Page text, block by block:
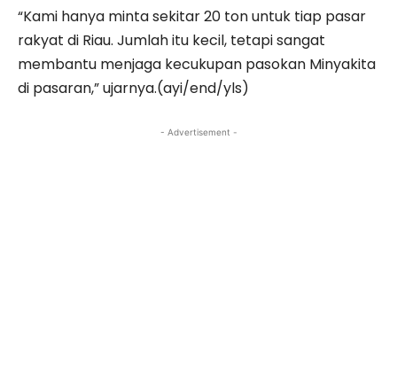
“Kami hanya minta sekitar 20 ton untuk tiap pasar
rakyat di Riau. Jumlah itu kecil, tetapi sangat
membantu menjaga kecukupan pasokan Minyakita
di pasaran,” ujarnya.(ayi/end/yls)
- Advertisement -